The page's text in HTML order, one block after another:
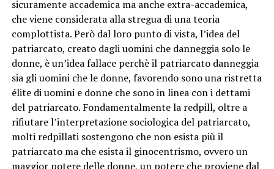
sicuramente accademica ma anche extra-accademica,
che viene considerata alla stregua di una teoria
complottista. Però dal loro punto di vista, l’idea del
patriarcato, creato dagli uomini che danneggia solo le
donne, è un’idea fallace perchè il patriarcato danneggia
sia gli uomini che le donne, favorendo sono una ristretta
élite di uomini e donne che sono in linea con i dettami
del patriarcato. Fondamentalmente la redpill, oltre a
rifiutare l’interpretazione sociologica del patriarcato,
molti redpillati sostengono che non esista più il
patriarcato ma che esista il ginocentrismo, ovvero un
maggior potere delle donne, un potere che proviene dal